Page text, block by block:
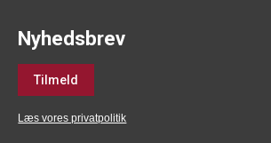
Nyhedsbrev
Tilmeld
Læs vores privatpolitik